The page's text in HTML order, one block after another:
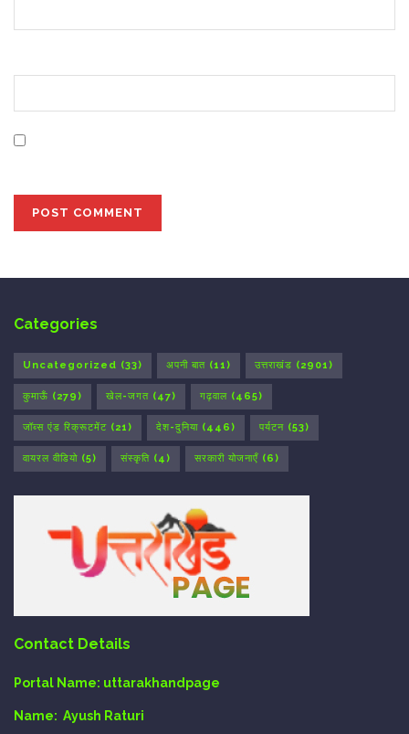
Categories
Uncategorized (33) अपनी बात (11) उत्तराखंड (2901)
कुमाऊँ (279) खेल-जगत (47) गढ़वाल (465)
जॉब्स एंड रिक्रूटमेंट (21) देश-दुनिया (446) पर्यटन (53)
वायरल वीडियो (5) संस्कृति (4) सरकारी योजनाएँ (6)
Contact Details
Portal Name: uttarakhandpage
Name: Ayush Raturi